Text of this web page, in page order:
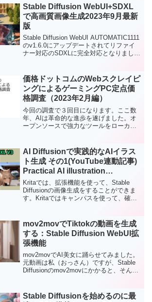
自作PCでRTX3080の10GBを使っていま
すが、SDXLやLlama2ではやや力不足感
を感じており、近々買い替える予定で
す。。。
Stable Diffusion WebUI+SDXL
で高画質画像生成2023年9月最新
版
Stable Diffusion WebUI AUTOMATIC1111
のv1.6.0にアップデートされてリファイ
ナー対応のSDXLに完全対応となりまし
す。
価格ドットコムのWebスクレイピ
ングによるゲーミングPC定点価
格調査（2023年2月編）
今回の調査で３回目になります。ここ数
年、AIは革命的な進歩を遂げました。オ
ープンソースで強力なツールをローカル
ンの組み立てに自信がない場合は、BTO
のPCの購入がおすすめです。メーカーの
保証が受けられるほか、価格もセールを
狙ったり、構成によっては自作よりも安
く手に入れることができます。
AI Diffusionで実践的なAIイラス
ト生成 その1(YouTube連動記事)
Practical AI illustration
generation with Krita AI
Diffusion 1
Kritaでは、拡張機能を使って、Stable
Diffusionの画像生成をすることができま
す。Kritaではキャンパスを使って、確認
単に作ることができます。例えば、画像
生成をパーツごとに行うことで、プロン
プトだけだと難しい複数のキャラクター
の画像を生成することができます。ま
た、実際の風景写真をベースにしてイラ
スト生成などを行うこともできます。
Kritaを使うことで、創造的なAIアートの
ような画像も簡単に作ることができま
トのような画像も簡単に作ることができ
ます。今回は、アニメイラスト系のモデ
mov2movでTiktokの動画を生成
する：Stable Diffusion WebUI拡
張機能
mov2movでAI美女に踊らせてみました。
元動画は私（おっさん）ですが、Stable
Diffusionのmov2movにかかると、そんな
し無茶なことをやっていますので、ちら
Stable Diffusionを始めるのに最